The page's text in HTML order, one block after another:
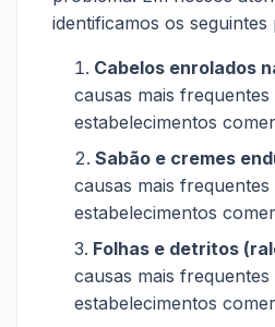
identificamos os seguintes
Cabelos enrolados
causas mais frequentes
estabelecimentos
Sabão e cremes
causas mais frequentes
estabelecimentos
Folhas e detritos
causas mais frequentes
estabelecimentos